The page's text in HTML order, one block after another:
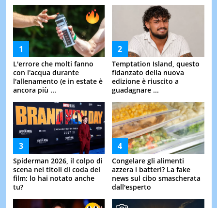
L'errore che molti fanno
con l'acqua durante
l'allenamento (e in estate è
ancora più ...
Temptation Island, questo
fidanzato della nuova
edizione è riuscito a
guadagnare ...
Spiderman 2026, il colpo di
scena nei titoli di coda del
film: lo hai notato anche
tu?
Congelare gli alimenti
azzera i batteri? La fake
news sul cibo smascherata
dall'esperto